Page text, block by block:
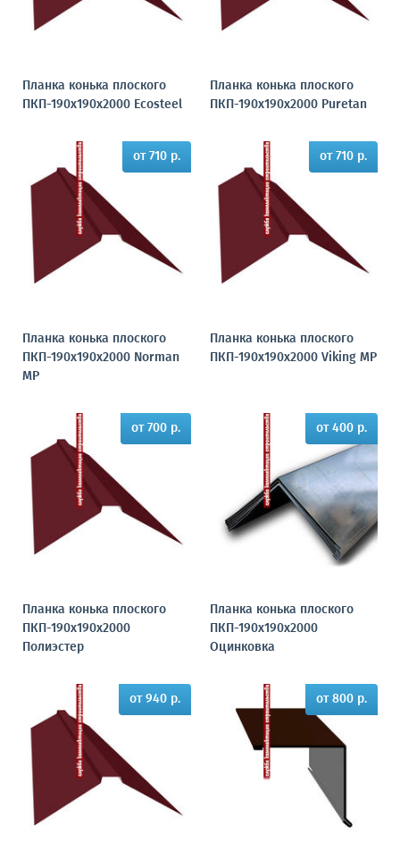
Планка конька плоского
ПКП-190х190х2000 Ecosteel
Планка конька плоского
ПКП-190х190х2000 Puretan
от 710 р.
Планка конька плоского
ПКП-190х190х2000 Norman
MP
от 710 р.
Планка конька плоского
ПКП-190х190х2000 Viking MP
от 700 р.
Планка конька плоского
ПКП-190х190х2000
Полиэстер
от 400 р.
Планка конька плоского
ПКП-190х190х2000
Оцинковка
от 940 р. от 800 р.